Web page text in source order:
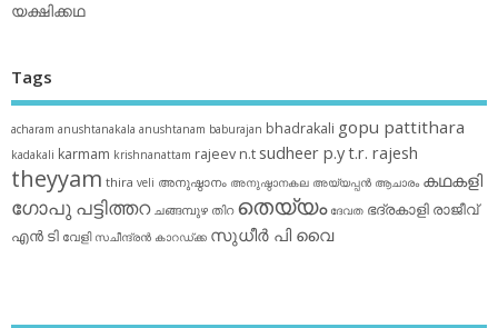
യക്ഷിക്കഥ
Tags
acharam anushtanakala anushtanam baburajan bhadrakali gopu pattithara
kadakali karmam krishnanattam rajeev n.t sudheer p.yt.r. rajesh
theyyam thira veli അനുഷ്ഠാനം അനുഷ്ഠാനകല അയ്യപ്പന്‍ ആചാരം കഥകളി
ഗോപു പട്ടിത്തറ ചങ്ങമ്പുഴ തിറ തെയ്യം ദേവത ഭദ്രകാളി രാജീവ്
എൻ ടി വേളി സചീന്ദ്രന്‍ കാറഡ്ക്ക സുധീര്‍ പി വൈ